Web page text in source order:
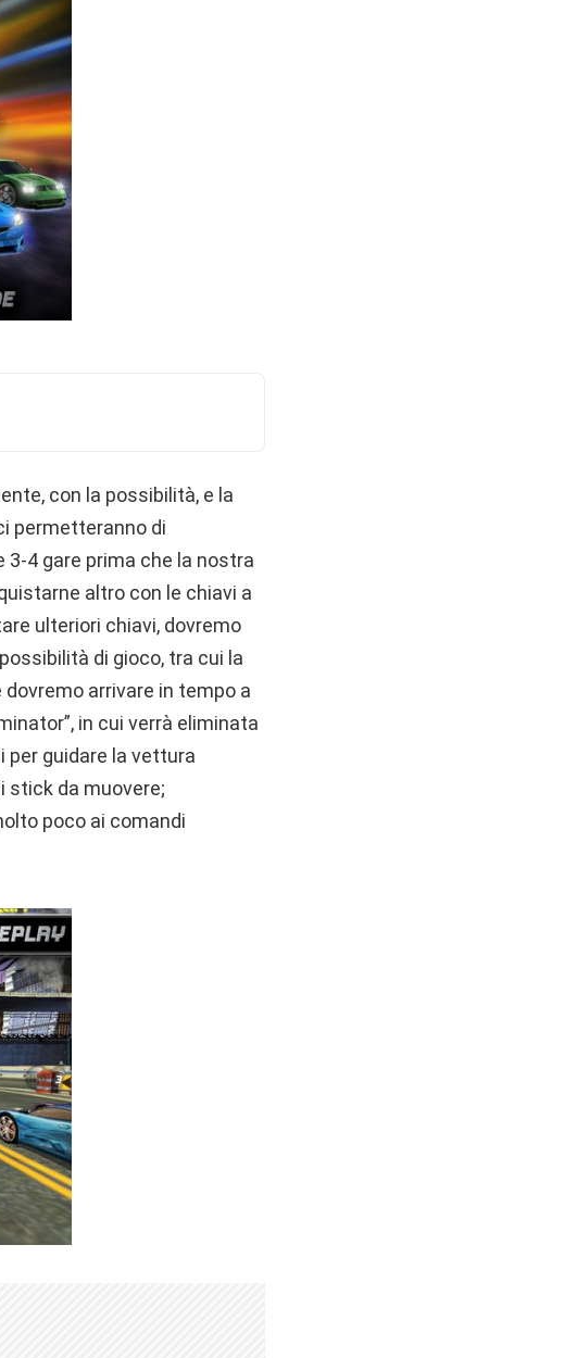
con la possibilità, e la
permetteranno di
4 gare prima che la nostra
altro con le chiavi a
ulteriori chiavi, dovremo
di gioco, tra cui la
arrivare in tempo a
in cui verrà eliminata
per guidare la vettura
stick da muovere;
poco ai comandi